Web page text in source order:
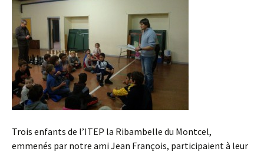
Trois enfants de l’ITEP la Ribambelle du Montcel,
emmenés par notre ami Jean François, participaient à leur